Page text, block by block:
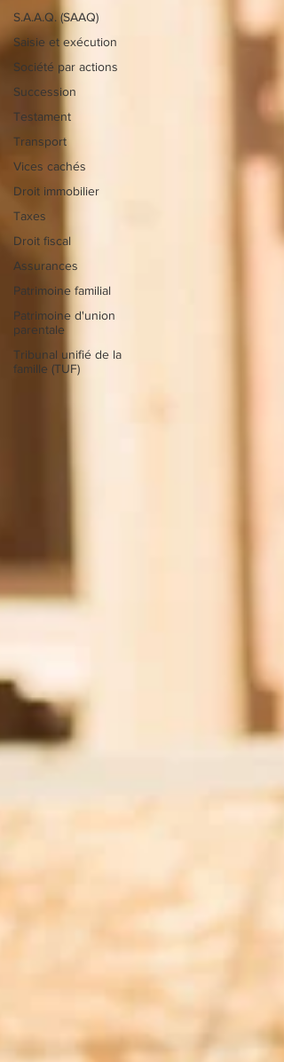
S.A.A.Q. (SAAQ)
Saisie et exécution
Société par actions
Succession
Testament
Transport
Vices cachés
Droit immobilier
Taxes
Droit fiscal
Assurances
Patrimoine familial
Patrimoine d'union
parentale
Tribunal unifié de la
famille (TUF)